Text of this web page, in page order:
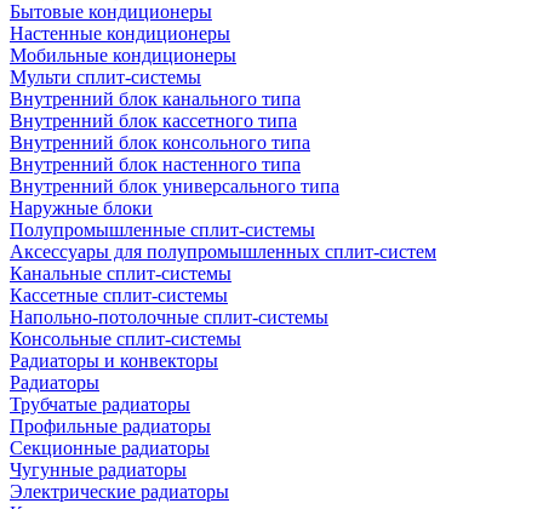
Бытовые кондиционеры
Настенные кондиционеры
Мобильные кондиционеры
Мульти сплит-системы
Внутренний блок канального типа
Внутренний блок кассетного типа
Внутренний блок консольного типа
Внутренний блок настенного типа
Внутренний блок универсального типа
Наружные блоки
Полупромышленные сплит-системы
Аксессуары для полупромышленных сплит-систем
Канальные сплит-системы
Кассетные сплит-системы
Напольно-потолочные сплит-системы
Консольные сплит-системы
Радиаторы и конвекторы
Радиаторы
Трубчатые радиаторы
Профильные радиаторы
Секционные радиаторы
Чугунные радиаторы
Электрические радиаторы